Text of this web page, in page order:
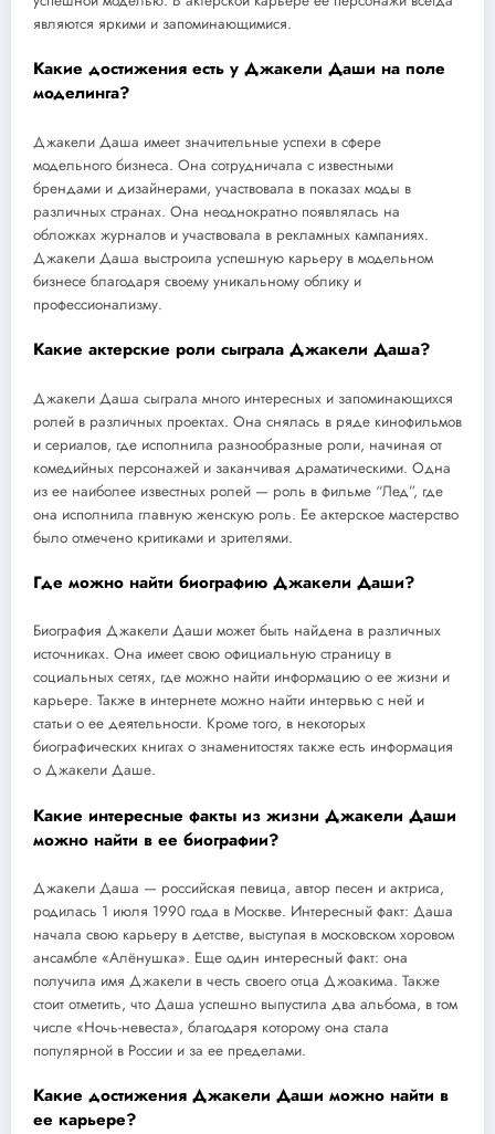
являются яркими и запоминающимися.
Какие достижения есть у Джакели Даши на поле
моделинга?
Джакели Даша имеет значительные успехи в сфере
модельного бизнеса. Она сотрудничала с известными
брендами и дизайнерами, участвовала в показах моды в
различных странах. Она неоднократно появлялась на
обложках журналов и участвовала в рекламных кампаниях.
Джакели Даша выстроила успешную карьеру в модельном
бизнесе благодаря своему уникальному облику и
профессионализму.
Какие актерские роли сыграла Джакели Даша?
Джакели Даша сыграла много интересных и запоминающихся
ролей в различных проектах. Она снялась в ряде кинофильмов
и сериалов, где исполнила разнообразные роли, начиная от
комедийных персонажей и заканчивая драматическими. Одна
из ее наиболее известных ролей — роль в фильме “Лед”, где
она исполнила главную женскую роль. Ее актерское мастерство
было отмечено критиками и зрителями.
Где можно найти биографию Джакели Даши?
Биография Джакели Даши может быть найдена в различных
источниках. Она имеет свою официальную страницу в
социальных сетях, где можно найти информацию о ее жизни и
карьере. Также в интернете можно найти интервью с ней и
статьи о ее деятельности. Кроме того, в некоторых
биографических книгах о знаменитостях также есть информация
о Джакели Даше.
Какие интересные факты из жизни Джакели Даши
можно найти в ее биографии?
Джакели Даша — российская певица, автор песен и актриса,
родилась 1 июля 1990 года в Москве. Интересный факт: Даша
начала свою карьеру в детстве, выступая в московском хоровом
ансамбле «Алёнушка». Еще один интересный факт: она
получила имя Джакели в честь своего отца Джоакима. Также
стоит отметить, что Даша успешно выпустила два альбома, в том
числе «Ночь-невеста», благодаря которому она стала
популярной в России и за ее пределами.
Какие достижения Джакели Даши можно найти в
ее карьере?